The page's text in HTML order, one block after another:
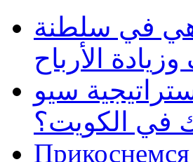
في سلطنة
الأرباح
سيو
في الكويت؟